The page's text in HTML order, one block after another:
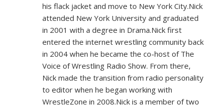
his flack jacket and move to New York City.Nick
attended New York University and graduated
in 2001 with a degree in Drama.Nick first
entered the internet wrestling community back
in 2004 when he became the co-host of The
Voice of Wrestling Radio Show. From there,
Nick made the transition from radio personality
to editor when he began working with
WrestleZone in 2008.Nick is a member of two